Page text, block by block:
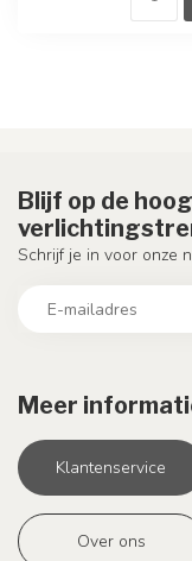
Meer
Klantenservice
Over ons
Blijf op de
Schrijf je in voor onze